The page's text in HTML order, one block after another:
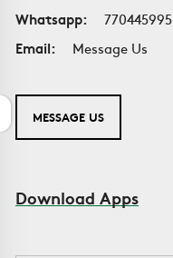
Whatsapp:
770445995
Email:
Message Us
MESSAGE US
Download Apps